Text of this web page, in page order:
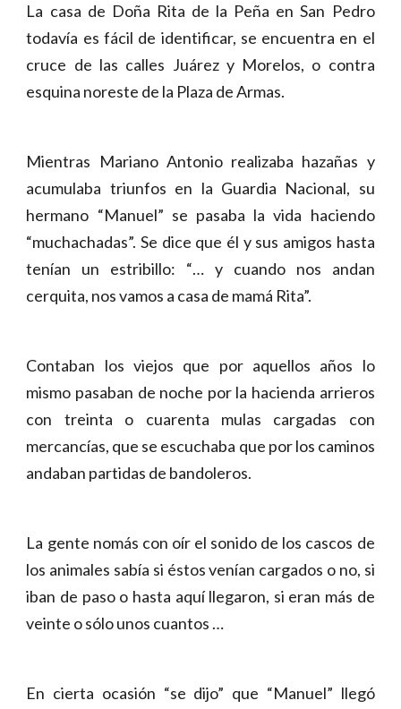
La casa de Doña Rita de la Peña en San Pedro
todavía es fácil de identificar, se encuentra en el
cruce de las calles Juárez y Morelos, o contra
esquina noreste de la Plaza de Armas.
Mientras Mariano Antonio realizaba hazañas y
acumulaba triunfos en la Guardia Nacional, su
hermano “Manuel” se pasaba la vida haciendo
“muchachadas”. Se dice que él y sus amigos hasta
tenían un estribillo: “… y cuando nos andan
cerquita, nos vamos a casa de mamá Rita”.
Contaban los viejos que por aquellos años lo
mismo pasaban de noche por la hacienda arrieros
con treinta o cuarenta mulas cargadas con
mercancías, que se escuchaba que por los caminos
andaban partidas de bandoleros.
La gente nomás con oír el sonido de los cascos de
los animales sabía si éstos venían cargados o no, si
iban de paso o hasta aquí llegaron, si eran más de
veinte o sólo unos cuantos …
En cierta ocasión “se dijo” que “Manuel” llegó